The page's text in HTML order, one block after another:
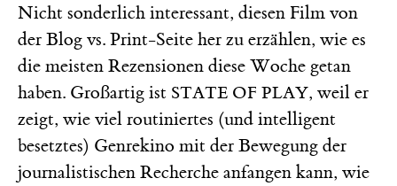
Nicht sonderlich interessant, diesen Film von
der Blog vs. Print-Seite her zu erzählen, wie es
die meisten Rezensionen diese Woche getan
haben. Großartig ist STATE OF PLAY, weil er
zeigt, wie viel routiniertes (und intelligent
besetztes) Genrekino mit der Bewegung der
journalistischen Recherche anfangen kann, wie